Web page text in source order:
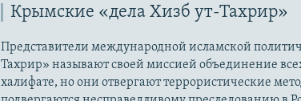
Крымские «дела Хизб ут-Тахрир»
Представители международной исламской
Тахрир» называют своей миссией объединение
халифате, но они отвергают террористические